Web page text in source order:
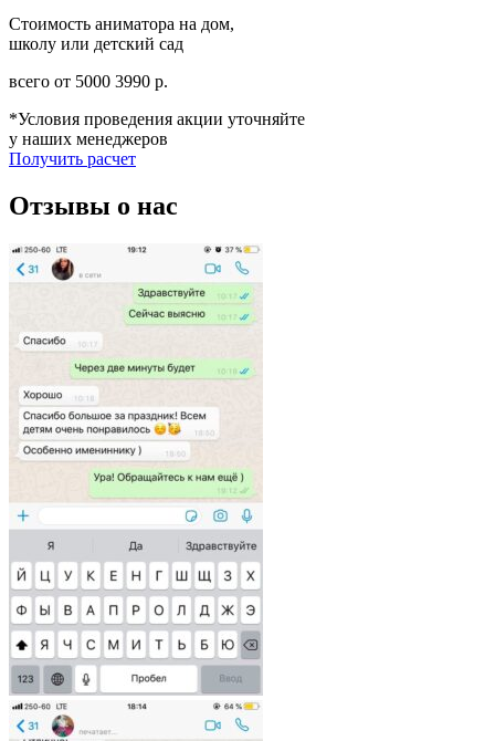
Стоимость аниматора на дом,
школу или детский сад
всего от 5000 3990 р.
*Условия проведения акции уточняйте
у наших менеджеров
Получить расчет
Отзывы о нас